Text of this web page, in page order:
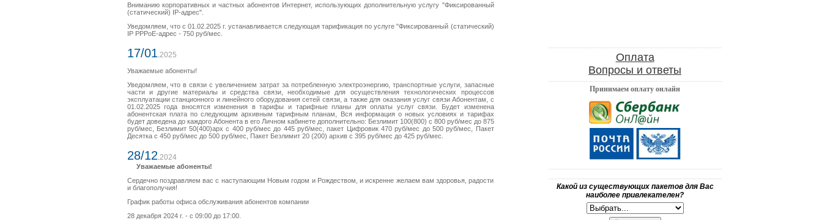
Вниманию корпоративных и частных абонентов Интернет, использующих дополнительную услугу "Фиксированный
(статический) IP-адрес".
Уведомляем, что с 01.02.2025 г. устанавливается следующая тарификация по услуге "Фиксированный (статический)
IP PPPoE-адрес - 750 руб/мес.
17/01.2025
Уважаемые абоненты!
Уведомляем, что в связи с увеличением затрат за потребленную электроэнергию, транспортные услуги, запасные
части и другие материалы и средства связи, необходимые для осуществления технологических процессов
эксплуатации станционного и линейного оборудования сетей связи, а также для оказания услуг связи Абонентам, с
01.02.2025 года вносятся изменения в тарифы и тарифные планы для оплаты услуг связи. Будет изменена
абонентская плата по следующим архивным тарифным планам, Вся информация о новых условиях и тарифах
будет доведена до каждого Абонента в его Личном кабинете дополнительно: Безлимит 100(800) с 800 руб/мес до 875
руб/мес, Безлимит 50(400)арх с 400 руб/мес до 445 руб/мес, пакет Цифровик 470 руб/мес до 500 руб/мес, Пакет
Десятка с 450 руб/мес до 500 руб/мес, Пакет Безлимит 20 (200) архив с 395 руб/мес до 425 руб/мес.
28/12.2024
Уважаемые абоненты!
Сердечно поздравляем вас с наступающим Новым годом и Рождеством, и искренне желаем вам здоровья, радости
и благополучия!
График работы офиса обслуживания абонентов компании
28 декабря 2024 г. - с 09:00 до 17:00.
Оплата
Вопросы и ответы
Принимаем оплату онлайн
Какой из существующих пакетов для Вас
наиболее привлекателен?